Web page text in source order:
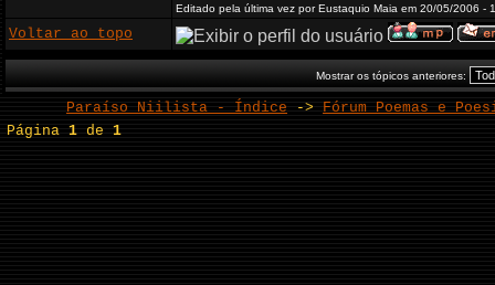
Editado pela última vez por Eustaquio Maia em 20/05/2006 -
Voltar ao topo
Mostrar os tópicos anteriores:
Paraíso Niilista - Índice -> Fórum Poemas e
Página1 de1